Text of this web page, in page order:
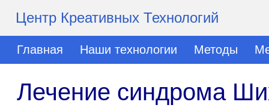
Центр Креативных Технологий
Главная Наши технологии Методы
Лечение синдрома